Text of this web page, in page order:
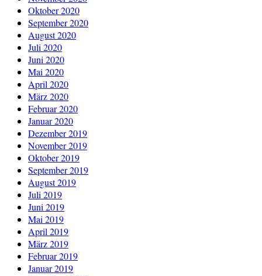
Oktober 2020
September 2020
August 2020
Juli 2020
Juni 2020
Mai 2020
April 2020
März 2020
Februar 2020
Januar 2020
Dezember 2019
November 2019
Oktober 2019
September 2019
August 2019
Juli 2019
Juni 2019
Mai 2019
April 2019
März 2019
Februar 2019
Januar 2019